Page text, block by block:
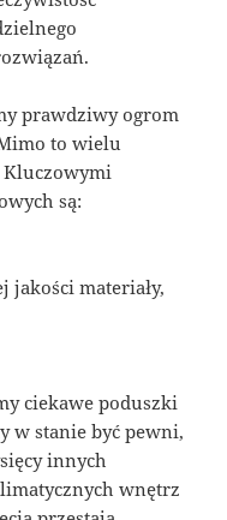
prawdziwy ogrom
to wielu
Kluczowymi
są:
materiały,
ciekawe poduszki
w stanie być pewni,
innych
wnętrz